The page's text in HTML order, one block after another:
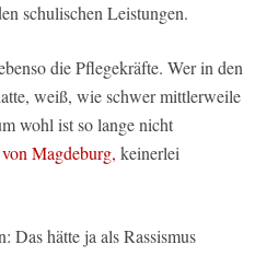
schulischen Leistungen.
die Pflegekräfte. Wer in den
weiß, wie schwer mittlerweile
wohl ist so lange nicht
Magdeburg, keinerlei
Das hätte ja als Rassismus